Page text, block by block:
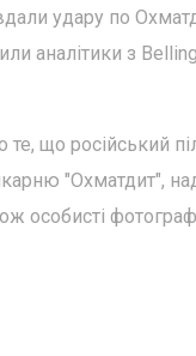
удару по
аналітики з
що російський
"Охматдит",
особисті